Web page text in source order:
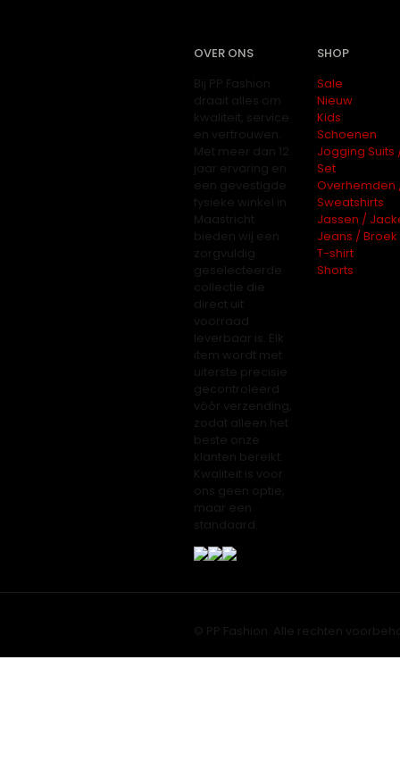
OVER ONS
Bij PP Fashion
draait alles om
kwaliteit, service
en vertrouwen.
Met meer dan 12
jaar ervaring en
een gevestigde
fysieke winkel in
Maastricht
bieden wij een
zorgvuldig
geselecteerde
collectie die
direct uit
voorraad
leverbaar is. Elk
item wordt met
uiterste precisie
gecontroleerd
vóór verzending,
zodat alleen het
beste onze
klanten bereikt.
Kwaliteit is voor
ons geen optie,
maar een
standaard.
SHOP
Sale
Nieuw
Kids
Schoenen
Jogging Suits
Set
Overhemden
Sweatshirts
Jassen /
Jeans / Broek
T-shirt
Shorts
© PP Fashion. Alle rechten